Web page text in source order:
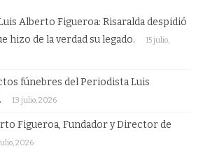
Alberto Figueroa: Risaralda despidió
hizo de la verdad su legado.
15 julio,
fúnebres del Periodista Luis
13 julio, 2026
Figueroa, Fundador y Director de
2026